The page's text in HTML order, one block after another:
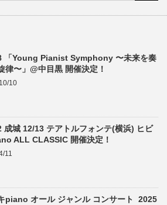
「Young Pianist Symphony 〜未来を奏
律〜」@中目黒 開催決定！
10
成城 12/13 テアトルフォンテ(横浜) ヒビ
ALL CLASSIC 開催決定！
11
piano オール ジャンル コンサート 2025